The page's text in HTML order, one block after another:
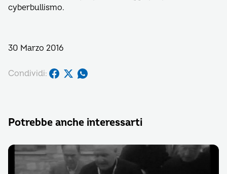
cyberbullismo.
30 Marzo 2016
Condividi:
Potrebbe anche interessarti